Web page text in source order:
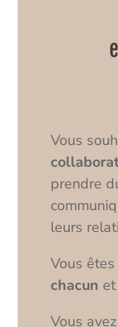
Vous
prendre
leurs
Vous êtes
chacun
Vous